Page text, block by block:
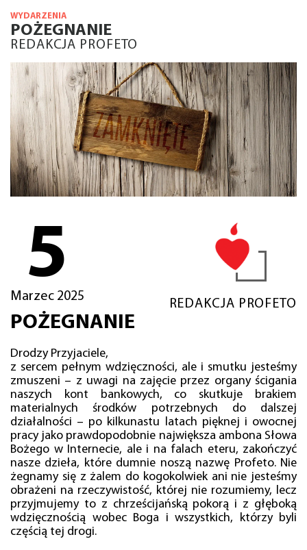
WYDARZENIA
POŻEGNANIE
REDAKCJA PROFETO
5
Marzec 2025
REDAKCJA PROFETO
POŻEGNANIE
Drodzy Przyjaciele,
z sercem pełnym wdzięczności, ale i smutku jesteśmy
zmuszeni – z uwagi na zajęcie przez organy ścigania
naszych kont bankowych, co skutkuje brakiem
materialnych środków potrzebnych do dalszej
działalności – po kilkunastu latach pięknej i owocnej
pracy jako prawdopodobnie największa ambona Słowa
Bożego w Internecie, ale i na falach eteru, zakończyć
nasze dzieła, które dumnie noszą nazwę Profeto. Nie
żegnamy się z żalem do kogokolwiek ani nie jesteśmy
obrażeni na rzeczywistość, której nie rozumiemy, lecz
przyjmujemy to z chrześcijańską pokorą i z głęboką
wdzięcznością wobec Boga i wszystkich, którzy byli
częścią tej drogi.